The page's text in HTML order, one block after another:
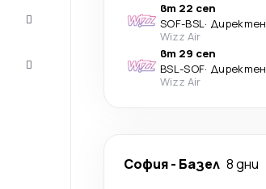
вт 22 сеп
SOF-BSL· Директен
Wizz Air
вт 29 сеп
BSL-SOF· Директен
Wizz Air
София- Базел 8 дни